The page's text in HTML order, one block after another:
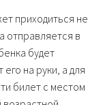
приходиться не
отправляется в
будет
на руки, а для
билет с местом